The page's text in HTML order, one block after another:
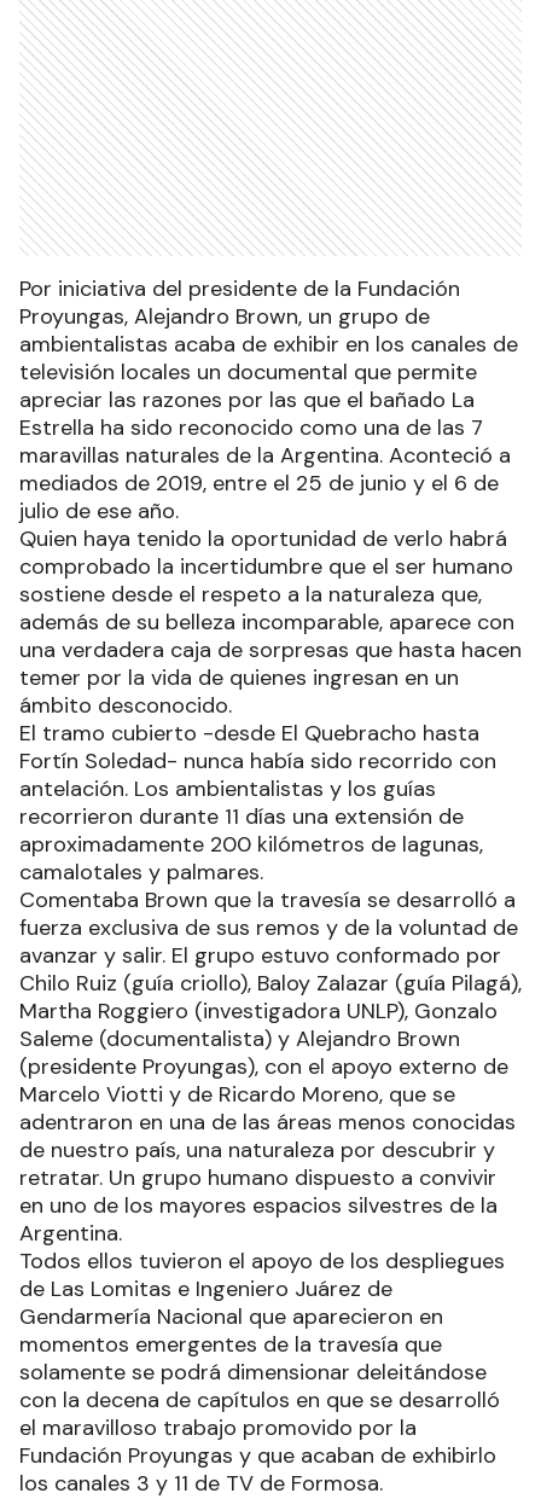
Por iniciativa del presidente de la Fundación
Proyungas, Alejandro Brown, un grupo de
ambientalistas acaba de exhibir en los canales de
televisión locales un documental que permite
apreciar las razones por las que el bañado La
Estrella ha sido reconocido como una de las 7
maravillas naturales de la Argentina. Aconteció a
mediados de 2019, entre el 25 de junio y el 6 de
julio de ese año.
Quien haya tenido la oportunidad de verlo habrá
comprobado la incertidumbre que el ser humano
sostiene desde el respeto a la naturaleza que,
además de su belleza incomparable, aparece con
una verdadera caja de sorpresas que hasta hacen
temer por la vida de quienes ingresan en un
ámbito desconocido.
El tramo cubierto -desde El Quebracho hasta
Fortín Soledad- nunca había sido recorrido con
antelación. Los ambientalistas y los guías
recorrieron durante 11 días una extensión de
aproximadamente 200 kilómetros de lagunas,
camalotales y palmares.
Comentaba Brown que la travesía se desarrolló a
fuerza exclusiva de sus remos y de la voluntad de
avanzar y salir. El grupo estuvo conformado por
Chilo Ruiz (guía criollo), Baloy Zalazar (guía Pilagá),
Martha Roggiero (investigadora UNLP), Gonzalo
Saleme (documentalista) y Alejandro Brown
(presidente Proyungas), con el apoyo externo de
Marcelo Viotti y de Ricardo Moreno, que se
adentraron en una de las áreas menos conocidas
de nuestro país, una naturaleza por descubrir y
retratar. Un grupo humano dispuesto a convivir
en uno de los mayores espacios silvestres de la
Argentina.
Todos ellos tuvieron el apoyo de los despliegues
de Las Lomitas e Ingeniero Juárez de
Gendarmería Nacional que aparecieron en
momentos emergentes de la travesía que
solamente se podrá dimensionar deleitándose
con la decena de capítulos en que se desarrolló
el maravilloso trabajo promovido por la
Fundación Proyungas y que acaban de exhibirlo
los canales 3 y 11 de TV de Formosa.